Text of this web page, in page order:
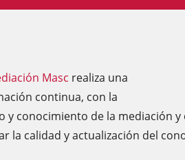
Masc realiza una
continua, con la
y conocimiento de la mediación
la calidad y actualización del